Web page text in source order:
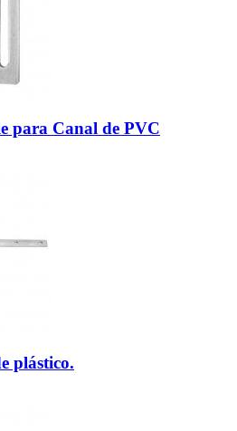
para Canal de PVC
plástico.